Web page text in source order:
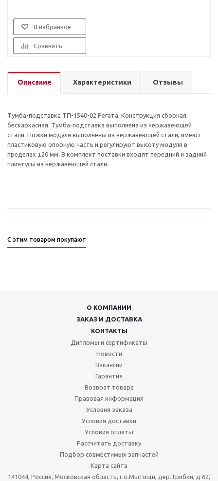
В избранное
Сравнить
Описание Характеристики Отзывы
Тумба-подставка ТП-1540-02 Регата. Конструкция сборная,
бескаркасная. Тумба-подставка выполнена из нержавеющей
стали. Ножки модуля выполнены из нержавеющей стали, имеют
пластиковую опорную часть и регулируют высоту модуля в
пределах ±20 мм. В комплект поставки входят передний и задний
плинтусы из нержавеющей стали.
С этим товаром покупают
О КОМПАНИИ
ЗАКАЗ И ДОСТАВКА
КОНТАКТЫ
Дипломы и сертификаты
Новости
Вакансии
Гарантия
Возврат товара
Правовая информация
Условия заказа
Условия доставки
Условия оплаты
Рассчитать доставку
Подбор совместимых запчастей
Карта сайта
141044, Россия, Московская область, г.о.Мытищи, дер. Грибки, д 62,